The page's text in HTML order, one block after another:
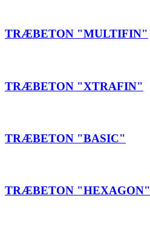
TRÆBETON "MULTIFIN"
TRÆBETON "XTRAFIN"
TRÆBETON "BASIC"
TRÆBETON "HEXAGON"